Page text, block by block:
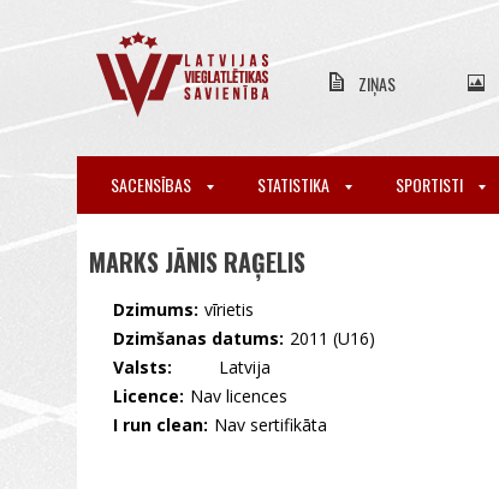
ZIŅAS
SACENSĪBAS STATISTIKA SPORTISTI
MARKS JĀNIS RAĢELIS
Dzimums: vīrietis
Dzimšanas datums: 2011 (U16)
Valsts:
🇱🇻 Latvija
Licence: Nav licences
I run clean: Nav sertifikāta